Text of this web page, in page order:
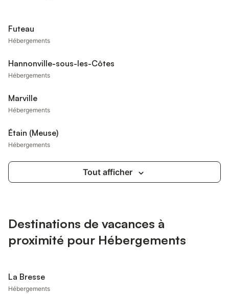
Futeau
Hébergements
Hannonville-sous-les-Côtes
Hébergements
Marville
Hébergements
Étain (Meuse)
Hébergements
Tout afficher
Destinations de vacances à
proximité pour Hébergements
La Bresse
Hébergements